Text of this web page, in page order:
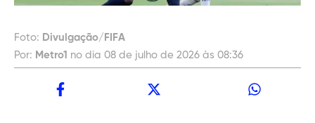
Foto: Divulgação/FIFA
Por: Metro1 no dia 08 de julho de 2026 às 08:36